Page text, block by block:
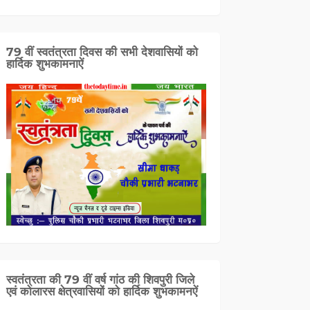
79 वीं स्वतंत्रता दिवस की सभी देशवासियों को
हार्दिक शुभकामनाऐं
स्वतंत्रता की 79 वीं वर्ष गांठ की शिवपुरी जिले
एवं कोलारस क्षेत्रवासियों को हार्दिक शुभकामनऐं